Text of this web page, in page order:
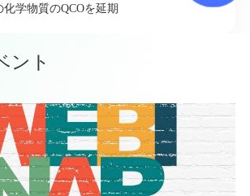
化学物質のQCOを延期
ント